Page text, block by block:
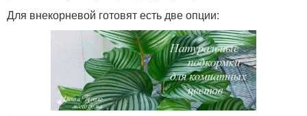
Для внекорневой готовят есть две опции: